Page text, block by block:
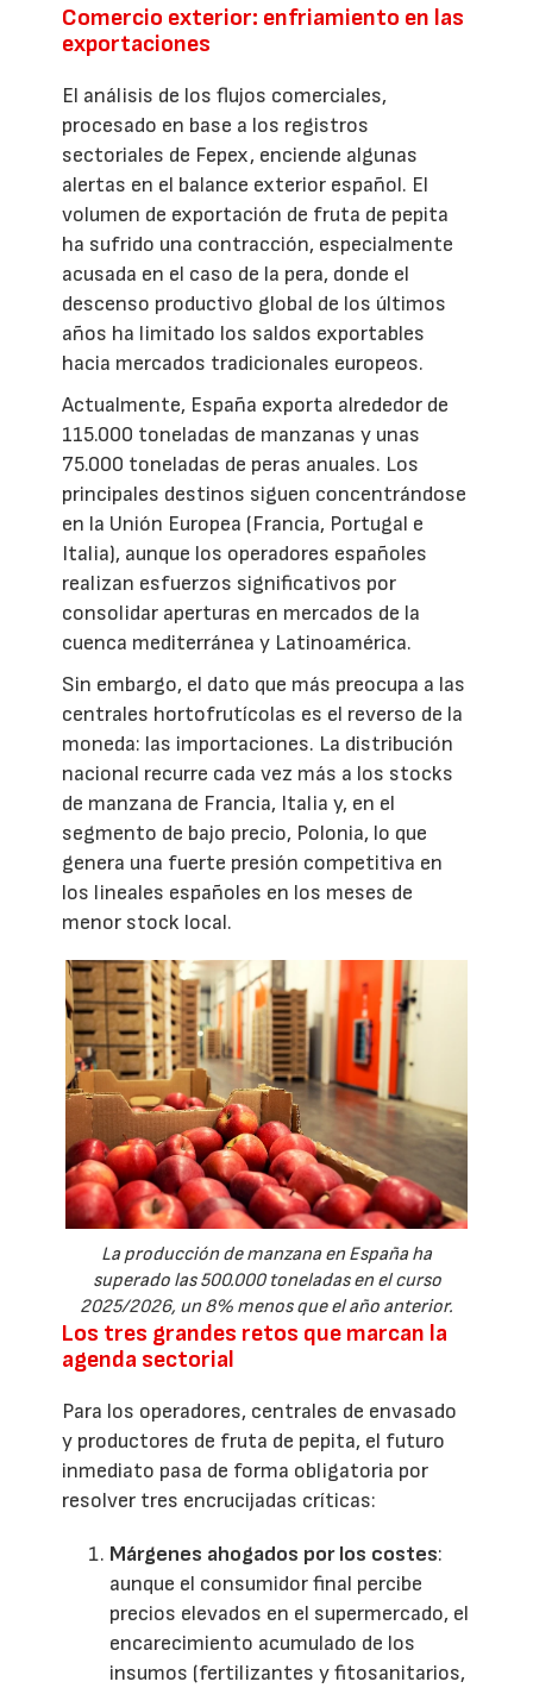
Comercio exterior: enfriamiento en las
exportaciones
El análisis de los flujos comerciales,
procesado en base a los registros
sectoriales de Fepex, enciende algunas
alertas en el balance exterior español. El
volumen de exportación de fruta de pepita
ha sufrido una contracción, especialmente
acusada en el caso de la pera, donde el
descenso productivo global de los últimos
años ha limitado los saldos exportables
hacia mercados tradicionales europeos.
Actualmente, España exporta alrededor de
115.000 toneladas de manzanas y unas
75.000 toneladas de peras anuales. Los
principales destinos siguen concentrándose
en la Unión Europea (Francia, Portugal e
Italia), aunque los operadores españoles
realizan esfuerzos significativos por
consolidar aperturas en mercados de la
cuenca mediterránea y Latinoamérica.
Sin embargo, el dato que más preocupa a las
centrales hortofrutícolas es el reverso de la
moneda: las importaciones. La distribución
nacional recurre cada vez más a los stocks
de manzana de Francia, Italia y, en el
segmento de bajo precio, Polonia, lo que
genera una fuerte presión competitiva en
los lineales españoles en los meses de
menor stock local.
La producción de manzana en España ha
superado las 500.000 toneladas en el curso
2025/2026, un 8% menos que el año anterior.
Los tres grandes retos que marcan la
agenda sectorial
Para los operadores, centrales de envasado
y productores de fruta de pepita, el futuro
inmediato pasa de forma obligatoria por
resolver tres encrucijadas críticas:
Márgenes ahogados por los costes:
aunque el consumidor final percibe
precios elevados en el supermercado, el
encarecimiento acumulado de los
insumos (fertilizantes y fitosanitarios,